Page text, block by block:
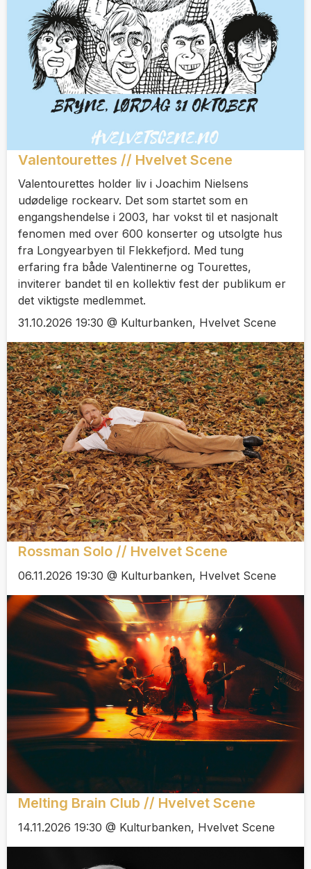
Valentourettes // Hvelvet Scene
Valentourettes holder liv i Joachim Nielsens
udødelige rockearv. Det som startet som en
engangshendelse i 2003, har vokst til et nasjonalt
fenomen med over 600 konserter og utsolgte hus
fra Longyearbyen til Flekkefjord. Med tung
erfaring fra både Valentinerne og Tourettes,
inviterer bandet til en kollektiv fest der publikum er
det viktigste medlemmet.
31.10.2026 19:30 @ Kulturbanken, Hvelvet Scene
Rossman Solo // Hvelvet Scene
06.11.2026 19:30 @ Kulturbanken, Hvelvet Scene
Melting Brain Club // Hvelvet Scene
14.11.2026 19:30 @ Kulturbanken, Hvelvet Scene